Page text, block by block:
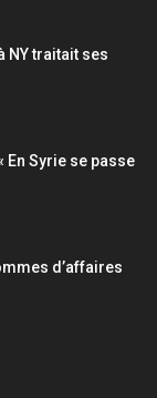
NY traitait ses
En Syrie se passe
d’affaires